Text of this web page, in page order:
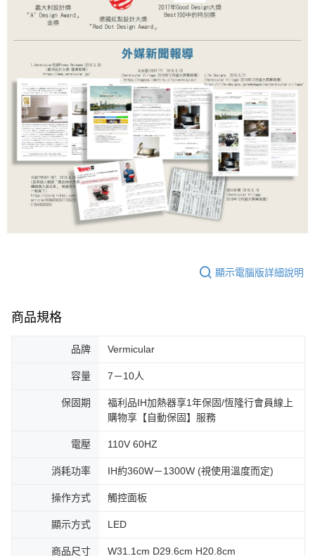
顯示電腦版詳細說明
商品規格
品牌 Vermicular
容量 7－10人
保固期
福利品IH加熱器享1年保固/恆隆行會員線上
購物享【自動保固】服務
電壓 110V 60HZ
消耗功率 IH約360W－1300W (視使用溫度而定)
操作方式 觸控面板
顯示方式 LED
商品尺寸 W31.1cm D29.6cm H20.8cm